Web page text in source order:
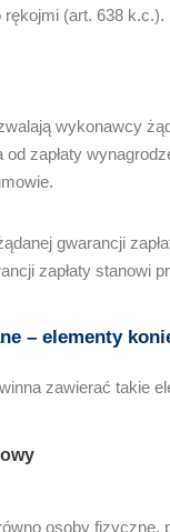
(art. 638 k.c.).
wykonawcy
zapłaty
gwarancji
zapłaty
– elementy
zawierać takie
osoby fizyczne,